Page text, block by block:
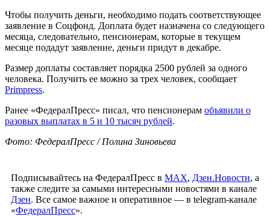
Чтобы получить деньги, необходимо подать соответствующее
заявление в Соцфонд. Доплата будет назначена со следующего
месяца, следовательно, пенсионерам, которые в текущем
месяце подадут заявление, деньги придут в декабре.
Размер доплаты составляет порядка 2500 рублей за одного
человека. Получить ее можно за трех человек, сообщает
Primpress.
Ранее «ФедералПресс» писал, что пенсионерам объявили о
разовых выплатах в 5 и 10 тысяч рублей.
Фото: ФедералПресс / Полина Зиновьева
Подписывайтесь на ФедералПресс в МАХ, Дзен.Новости, а
также следите за самыми интересными новостями в канале
Дзен. Все самое важное и оперативное — в telegram-канале
«ФедералПресс».